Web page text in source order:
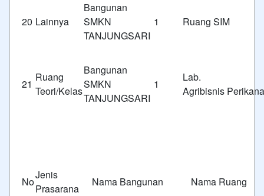
20 Lainnya
Bangunan
SMKN 1
TANJUNGSARI
Ruang SIM
21
Ruang
Teori/Kelas
Bangunan
SMKN 1
TANJUNGSARI
Lab.
Agribisnis
No
Jenis
Prasarana
Nama Bangunan Nama Ruang